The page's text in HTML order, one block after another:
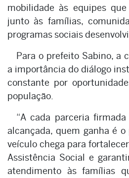
mobilidade às equipes
junto às famílias,
programas sociais
Para o prefeito Sabino, a
a importância do diálogo
constante por
população.
“A cada parceria
alcançada, quem ganha é o
veículo chega para
Assistência Social e
atendimento às famílias